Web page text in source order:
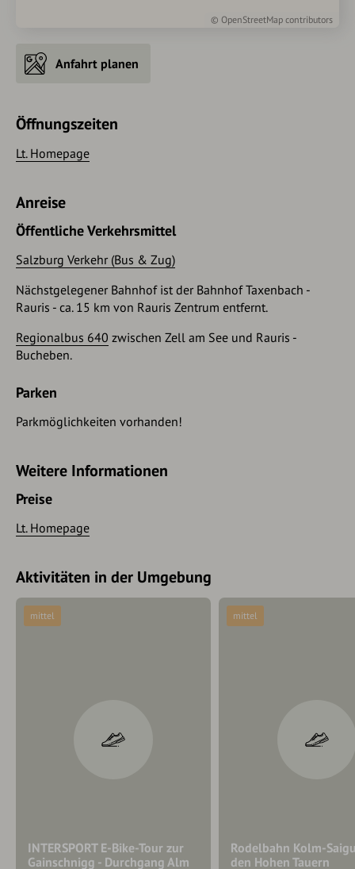
© OpenStreetMap contributors
Anfahrt planen
Öffnungszeiten
Lt. Homepage
Anreise
Öffentliche Verkehrsmittel
Salzburg Verkehr (Bus & Zug)
Nächstgelegener Bahnhof ist der Bahnhof Taxenbach -
Rauris - ca. 15 km von Rauris Zentrum entfernt.
Regionalbus 640 zwischen Zell am See und Rauris -
Bucheben.
Parken
Parkmöglichkeiten vorhanden!
Weitere Informationen
Preise
Lt. Homepage
Aktivitäten in der Umgebung
INTERSPORT E-Bike-Tour zur
Gainschnigg - Durchgang Alm
mittel
Rodelbahn Kolm-
den Hohen Tauern
mittel